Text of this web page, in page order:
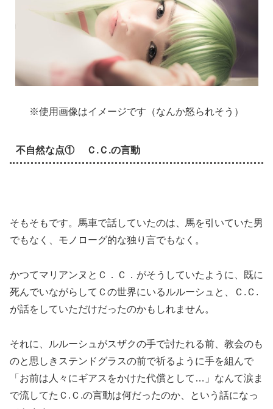
※使用画像はイメージです（なんか怒られそう）
不自然な点① Ｃ.Ｃ.の言動
そもそもです。馬車で話していたのは、馬を引いていた男
でもなく、モノローグ的な独り言でもなく。
かつてマリアンヌとＣ．Ｃ．がそうしていたように、既に
死んでいながらしてＣの世界にいるルルーシュと、Ｃ.Ｃ.
が話をしていただけだったのかもしれません。
それに、ルルーシュがスザクの手で討たれる前、教会のも
のと思しきステンドグラスの前で祈るように手を組んで
「お前は人々にギアスをかけた代償として…」なんて涙ま
で流してたＣ.Ｃ.の言動は何だったのか、という話になっ